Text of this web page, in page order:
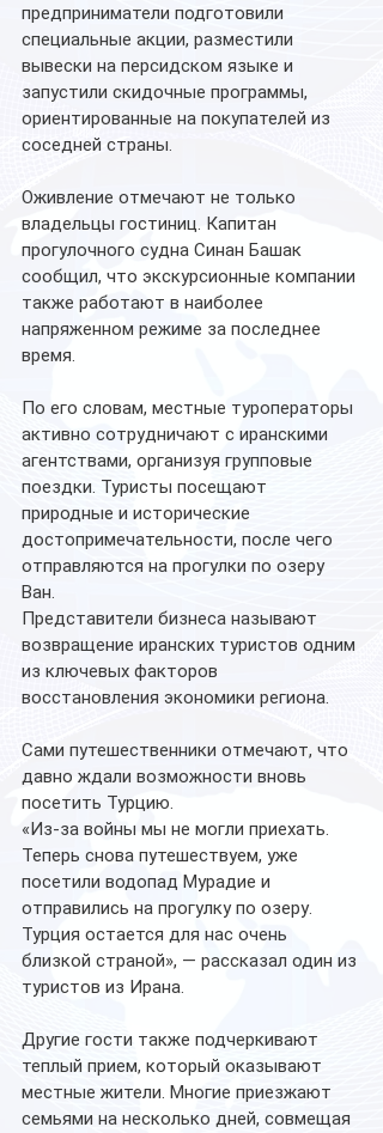
предприниматели подготовили
специальные акции, разместили
вывески на персидском языке и
запустили скидочные программы,
ориентированные на покупателей из
соседней страны.
Оживление отмечают не только
владельцы гостиниц. Капитан
прогулочного судна Синан Башак
сообщил, что экскурсионные компании
также работают в наиболее
напряженном режиме за последнее
время.
По его словам, местные туроператоры
активно сотрудничают с иранскими
агентствами, организуя групповые
поездки. Туристы посещают
природные и исторические
достопримечательности, после чего
отправляются на прогулки по озеру
Ван.
Представители бизнеса называют
возвращение иранских туристов одним
из ключевых факторов
восстановления экономики региона.
Сами путешественники отмечают, что
давно ждали возможности вновь
посетить Турцию.
«Из-за войны мы не могли приехать.
Теперь снова путешествуем, уже
посетили водопад Мурадие и
отправились на прогулку по озеру.
Турция остается для нас очень
близкой страной», — рассказал один из
туристов из Ирана.
Другие гости также подчеркивают
теплый прием, который оказывают
местные жители. Многие приезжают
семьями на несколько дней, совмещая